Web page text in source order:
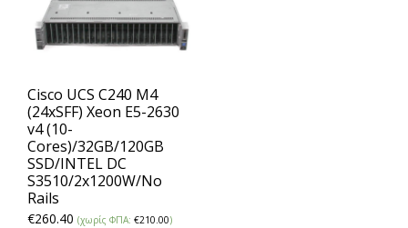
Cisco UCS C240 M4
(24xSFF) Xeon E5-2630
v4 (10-
Cores)/32GB/120GB
SSD/INTEL DC
S3510/2x1200W/No
Rails
€260.40 (χωρίς ΦΠΑ: €210.00)